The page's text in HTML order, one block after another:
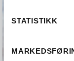
STATISTIKK